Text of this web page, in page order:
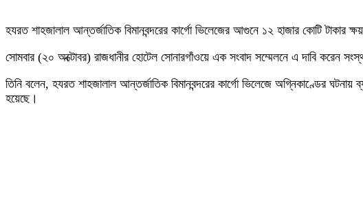
হযরত শাহজালাল আন্তর্জাতিক বিমানবন্দরের কার্গো ভিলেজের আগুনে ১২ হাজার কোটি টাকার
সোমবার (২০ অক্টোবর) রাজধানীর হোটেল সোনারগাঁওয়ে এক সংবাদ সম্মেলনে এ দাবি করেন
তিনি বলেন, হযরত শাহজালাল আন্তর্জাতিক বিমানবন্দরের কার্গো ভিলেজে অগ্নিকাণ্ডের
হয়েছে।